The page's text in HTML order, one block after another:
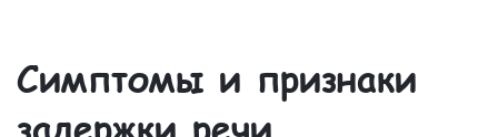
Симптомы и признаки
задержки речи